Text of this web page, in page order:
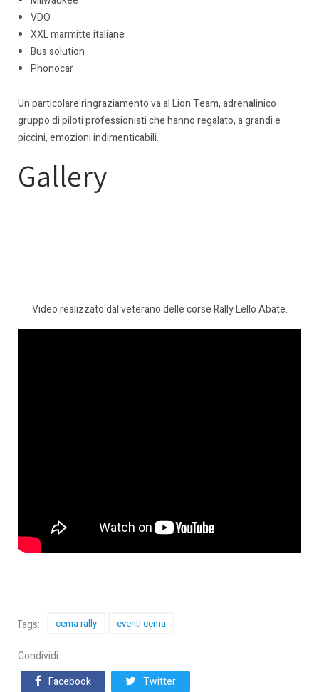
VDO
XXL marmitte italiane
Bus solution
Phonocar
Un particolare ringraziamento va al Lion Team, adrenalinico
gruppo di piloti professionisti che hanno regalato, a grandi e
piccini, emozioni indimenticabili.
Gallery
Video realizzato dal veterano delle corse Rally Lello Abate.
Tags: cema rally eventi cema
Condividi:
Facebook
Twitter